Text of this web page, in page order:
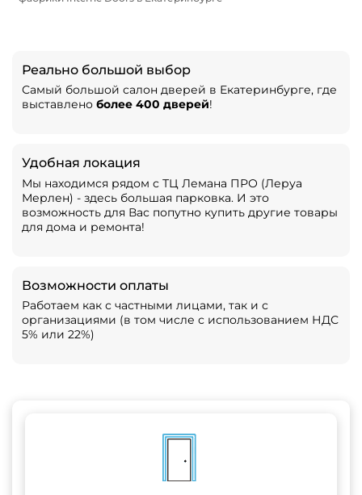
Реально большой выбор
Самый большой салон дверей в Екатеринбурге, где
выставлено более 400 дверей!
Удобная локация
Мы находимся рядом с ТЦ Лемана ПРО (Леруа
Мерлен) - здесь большая парковка. И это
возможность для Вас попутно купить другие товары
для дома и ремонта!
Возможности оплаты
Работаем как с частными лицами, так и с
организациями (в том числе с использованием НДС
5% или 22%)